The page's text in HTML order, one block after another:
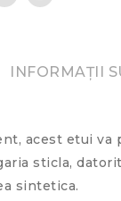
INFORMAȚII
acest etui va
sticla,
sintetica.